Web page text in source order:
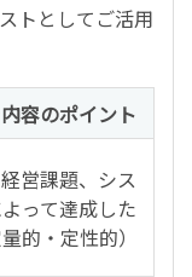
トとしてご活用
容のポイント
営課題、シス
って達成した
的・定性的）